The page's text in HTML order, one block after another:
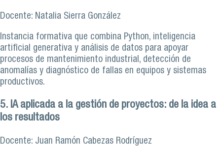
Docente: Natalia Sierra González
Instancia formativa que combina Python, inteligencia
artificial generativa y análisis de datos para apoyar
procesos de mantenimiento industrial, detección de
anomalías y diagnóstico de fallas en equipos y sistemas
productivos.
5. IA aplicada a la gestión de proyectos: de la idea a
los resultados
Docente: Juan Ramón Cabezas Rodríguez